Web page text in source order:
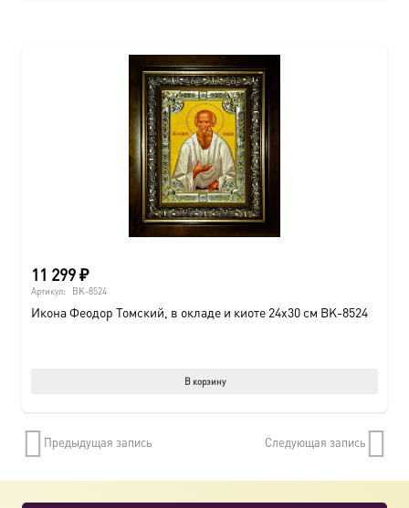
11 299₽
Артикул: BK-8524
Икона Феодор Томский, в окладе и киоте 24х30 см BK-8524
В корзину
Предыдущая запись Следующая запись